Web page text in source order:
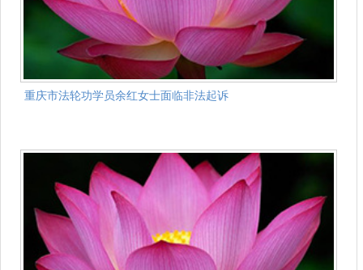
重庆市法轮功学员余红女士面临非法起诉